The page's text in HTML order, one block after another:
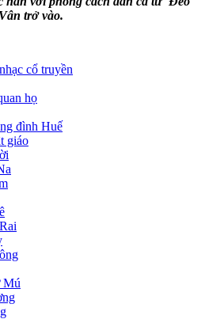
trở vào.
cổ truyền
họ
đình Huế
giáo
Mú